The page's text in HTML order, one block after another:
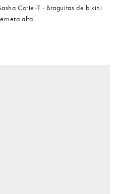
Corte-T - Braguitas de bikini
alta